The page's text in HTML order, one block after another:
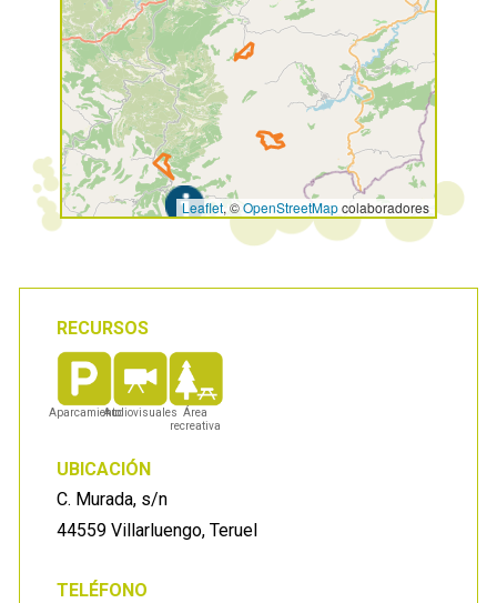
Leaflet, ©OpenStreetMapcolaboradores
RECURSOS
AparcamientoAudiovisuales Área
recreativa
UBICACIÓN
C. Murada, s/n
44559 Villarluengo, Teruel
TELÉFONO